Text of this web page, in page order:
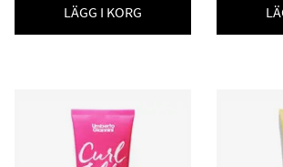
LÄGG I KORG